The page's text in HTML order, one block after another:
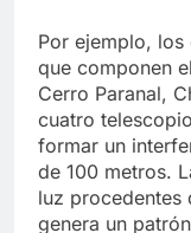
Por ejemplo,
que componen
Cerro Paranal,
cuatro
formar un
de 100 metros.
luz procedentes
genera un